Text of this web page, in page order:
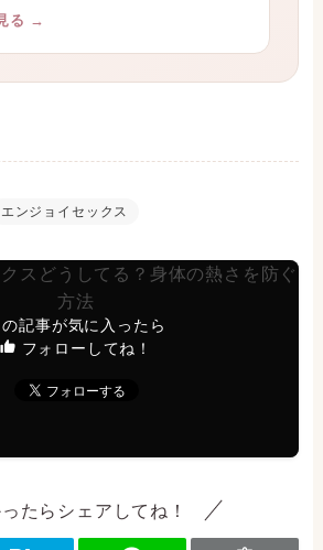
る →
エンジョイセックス
の記事が気に入ったら
フォローしてね！
たらシェアしてね！